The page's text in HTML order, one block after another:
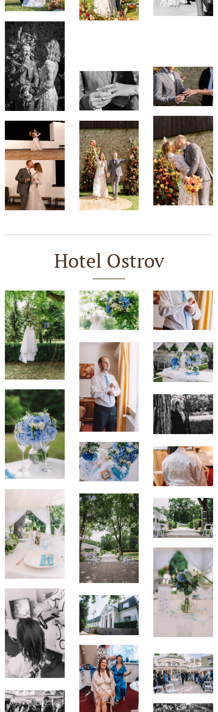
Hotel Ostrov